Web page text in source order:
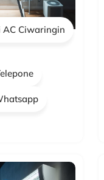
AC Ciwaringin